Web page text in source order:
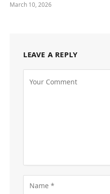
March 10, 2026
LEAVE A REPLY